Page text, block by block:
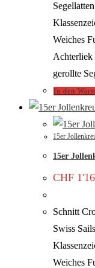
Weiches
Achterliek
gerollte
In den
15er
15er
CHF
Schnitt
Swiss
Weiches